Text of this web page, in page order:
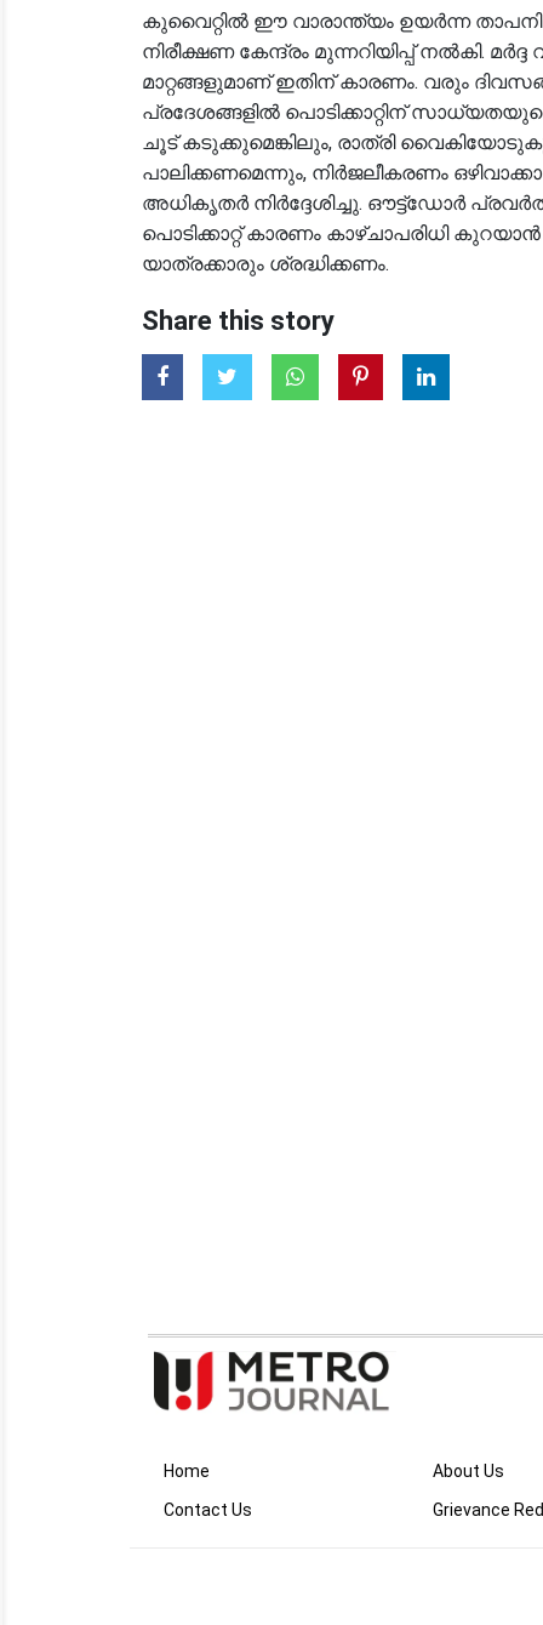
കുവൈറ്റിൽ ഈ വാരാന്ത്യം ഉയർന്ന
നിരീക്ഷണ കേന്ദ്രം മുന്നറിയിപ്പ് നൽകി.
മാറ്റങ്ങളുമാണ് ഇതിന് കാരണം. വരും
പ്രദേശങ്ങളിൽ പൊടിക്കാറ്റിന്
ചൂട് കടുക്കുമെങ്കിലും, രാത്രി
പാലിക്കണമെന്നും, നിർജലീകരണം
അധികൃതർ നിർദ്ദേശിച്ചു. ഔട്ട്‌ഡോർ
പൊടിക്കാറ്റ് കാരണം കാഴ്ചാപരിധി
യാത്രക്കാരും ശ്രദ്ധിക്കണം.
Share this story
Home About Us
Contact Us
Grievance